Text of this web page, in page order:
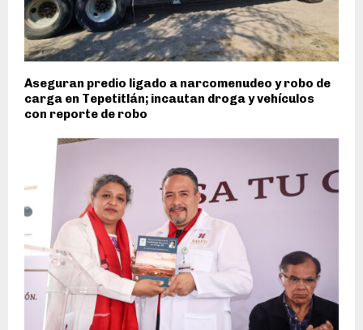
Aseguran predio ligado a narcomenudeo y robo de
carga en Tepetitlán; incautan droga y vehículos
con reporte de robo